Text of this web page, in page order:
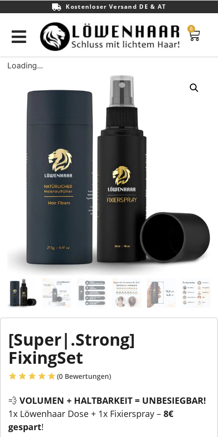
Kostenloser Versand DE & AT
0
Loading...
[super|.strong]
FixingSet
(0 Bewertungen)
💨 VOLUMEN + HALTBARKEIT = UNBESIEGBAR!
1x Löwenhaar Dose + 1x Fixierspray – 8€
gespart!